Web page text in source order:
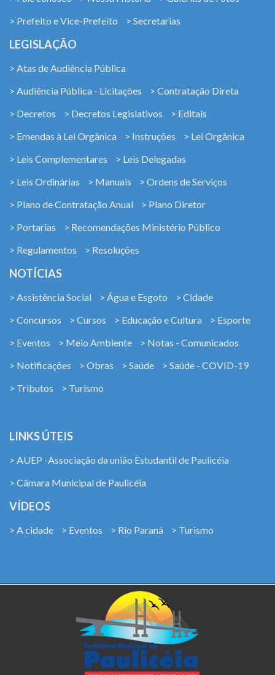
> Prefeito e Vice-Prefeito
> Secretarias
LEGISLAÇÃO
> Atas de Audiência Pública
> Audiência Pública - Licitações
> Contratação Direta
> Decretos
> Decretos Legislativos
> Editais
> Emendas à Lei Orgânica
> Instruções
> Lei Orgânica
> Leis Complementares
> Leis Delegadas
> Leis Ordinárias
> Manuais
> Ordens de Serviços
> Plano de Contratação Anual
> Plano Diretor
> Portarias
> Recomendações Ministério Público
> Regulamentos
> Resoluções
NOTÍCIAS
> Assistência Social > Água e Esgoto
> Cidade
> Concursos
> Cursos > Educação e Cultura
> Esporte
> Eventos
> Meio Ambiente
> Notas - Comunicados
> Notificações
> Obras > Saúde
> Saúde - COVID-19
> Tributos
> Turismo
LINKS ÚTEIS
> AUEP -Associação da união Estudantil de Paulicéia
> Câmara Municipal de Paulicéia
VÍDEOS
> A cidade > Eventos > Rio Paraná > Turismo